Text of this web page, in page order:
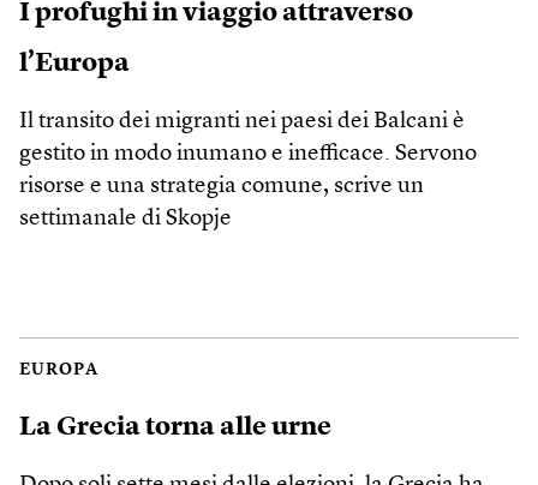
I profughi in viaggio attraverso
l’Europa
Il transito dei migranti nei paesi dei Balcani è
gestito in modo inumano e inefficace. Servono
risorse e una strategia comune, scrive un
settimanale di Skopje
EUROPA
La Grecia torna alle urne